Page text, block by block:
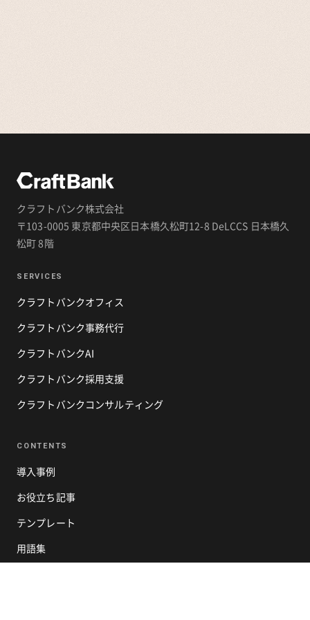
クラフトバンク株式会社
〒103-0005 東京都中央区日本橋久松町12-8 DeLCCS 日本橋久
松町 8階
SERVICES
クラフトバンクオフィス
クラフトバンク事務代行
クラフトバンクAI
クラフトバンク採用支援
クラフトバンクコンサルティング
CONTENTS
導入事例
お役立ち記事
テンプレート
用語集